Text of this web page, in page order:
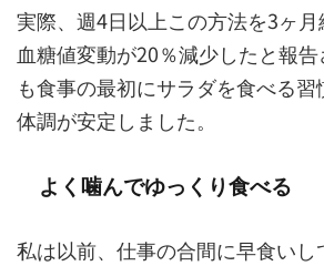
実際、週4日以上この方法を3ヶ
血糖値変動が20％減少したと報
も食事の最初にサラダを食べる習
体調が安定しました。
よく噛んでゆっくり食べる
私は以前、仕事の合間に早食いし